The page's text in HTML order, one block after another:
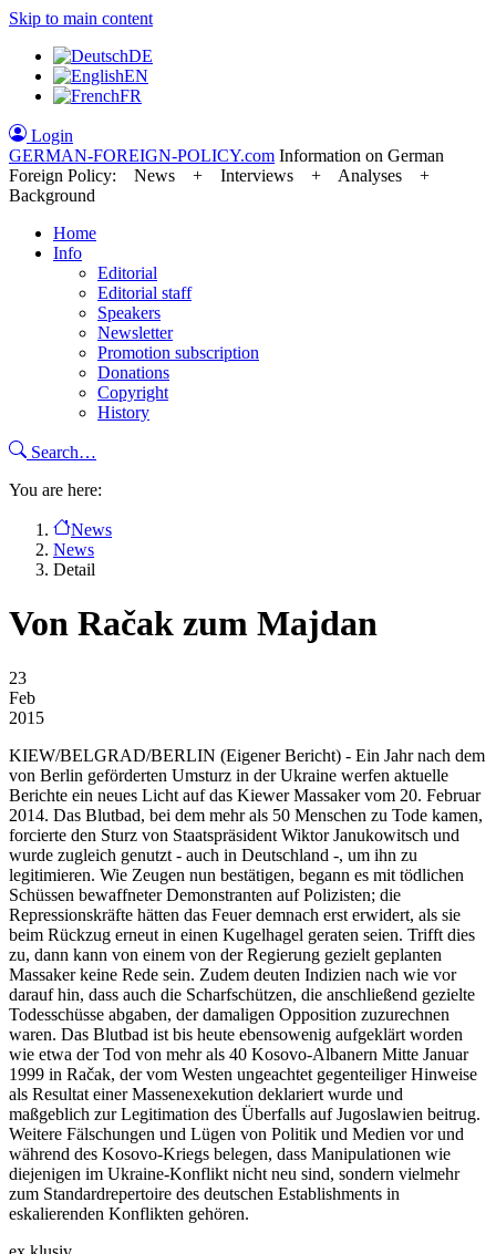
Skip to main content
DE
EN
FR
Login
GERMAN-FOREIGN-POLICY.com Information on German
Foreign Policy: News + Interviews + Analyses +
Background
Home
Info
Editorial
Editorial staff
Speakers
Newsletter
Promotion subscription
Donations
Copyright
History
Search…
You are here:
News
News
Detail
Von Račak zum Majdan
23
Feb
2015
KIEW/BELGRAD/BERLIN (Eigener Bericht) - Ein Jahr nach dem
von Berlin geförderten Umsturz in der Ukraine werfen aktuelle
Berichte ein neues Licht auf das Kiewer Massaker vom 20. Februar
2014. Das Blutbad, bei dem mehr als 50 Menschen zu Tode kamen,
forcierte den Sturz von Staatspräsident Wiktor Janukowitsch und
wurde zugleich genutzt - auch in Deutschland -, um ihn zu
legitimieren. Wie Zeugen nun bestätigen, begann es mit tödlichen
Schüssen bewaffneter Demonstranten auf Polizisten; die
Repressionskräfte hätten das Feuer demnach erst erwidert, als sie
beim Rückzug erneut in einen Kugelhagel geraten seien. Trifft dies
zu, dann kann von einem von der Regierung gezielt geplanten
Massaker keine Rede sein. Zudem deuten Indizien nach wie vor
darauf hin, dass auch die Scharfschützen, die anschließend gezielte
Todesschüsse abgaben, der damaligen Opposition zuzurechnen
waren. Das Blutbad ist bis heute ebensowenig aufgeklärt worden
wie etwa der Tod von mehr als 40 Kosovo-Albanern Mitte Januar
1999 in Račak, der vom Westen ungeachtet gegenteiliger Hinweise
als Resultat einer Massenexekution deklariert wurde und
maßgeblich zur Legitimation des Überfalls auf Jugoslawien beitrug.
Weitere Fälschungen und Lügen von Politik und Medien vor und
während des Kosovo-Kriegs belegen, dass Manipulationen wie
diejenigen im Ukraine-Konflikt nicht neu sind, sondern vielmehr
zum Standardrepertoire des deutschen Establishments in
eskalierenden Konflikten gehören.